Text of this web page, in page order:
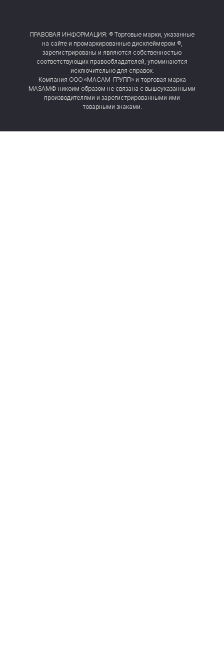
ПРАВОВАЯ ИНФОРМАЦИЯ: ® Торговые марки, указанные
на сайте и промаркированные дисклеймером ®,
зарегистрированы и являются собственностью
соответствующих правообладателей, упоминаются
исключительно для справок.
Компания ООО «МАСАМ-ГРУПП» и торговая марка
MASAM© никоим образом не связана с вышеуказанными
производителями и зарегистрированными ими
товарными знаками.